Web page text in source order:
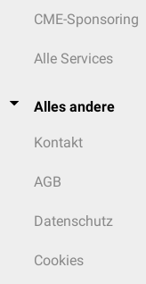
CME-Sponsoring
Alle Services
Alles andere
Kontakt
AGB
Datenschutz
Cookies